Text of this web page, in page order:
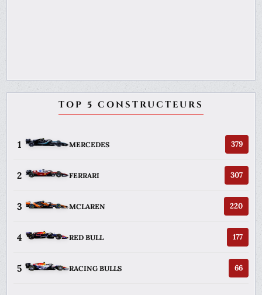
TOP 5 CONSTRUCTEURS
1 MERCEDES 379
2 FERRARI 307
3 MCLAREN 220
4 RED BULL 177
5 RACING BULLS 66